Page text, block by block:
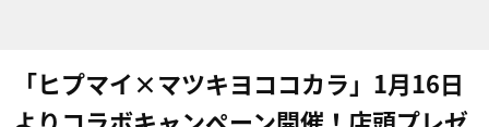
「ヒプマイ×マツキヨココカラ」1月16日